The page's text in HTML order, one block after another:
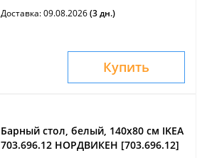
Доставка: 09.08.2026(3 дн.)
Купить
Барный стол, белый, 140x80 см IKEA
703.696.12 НОРДВИКЕН [703.696.12]